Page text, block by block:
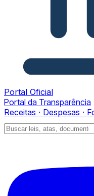
Portal Oficial
Portal da Transparência
Receitas · Despesas ·